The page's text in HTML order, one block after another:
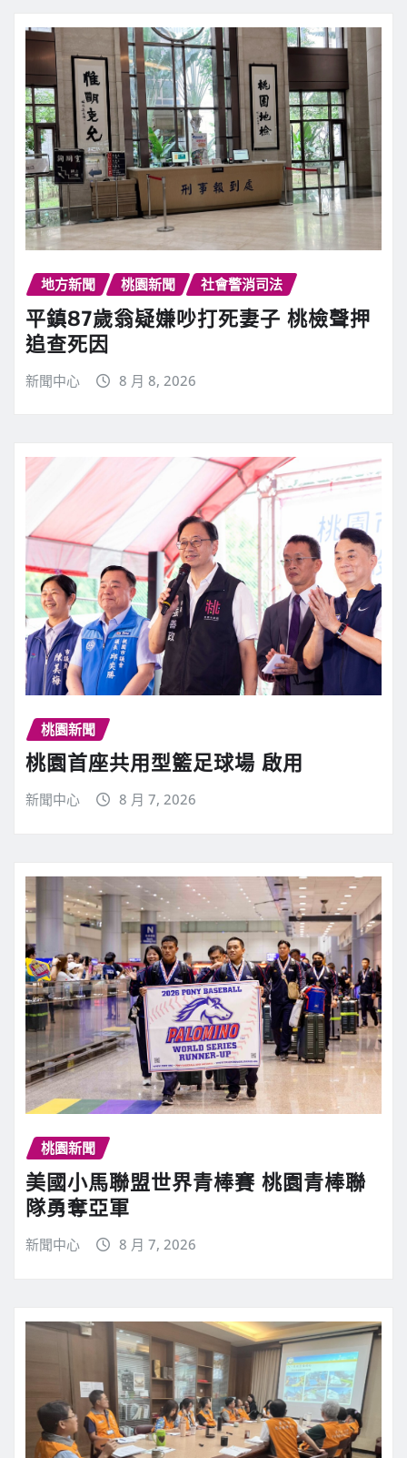
地方新聞 桃園新聞 社會警消司法
平鎮87歲翁疑嫌吵打死妻子 桃檢聲押
追查死因
新聞中心 8 月 8, 2026
桃園新聞
桃園首座共用型籃足球場 啟用
新聞中心 8 月 7, 2026
桃園新聞
美國小馬聯盟世界青棒賽 桃園青棒聯
隊勇奪亞軍
新聞中心 8 月 7, 2026